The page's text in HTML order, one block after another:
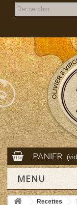
PANIER
MENU
Recettes